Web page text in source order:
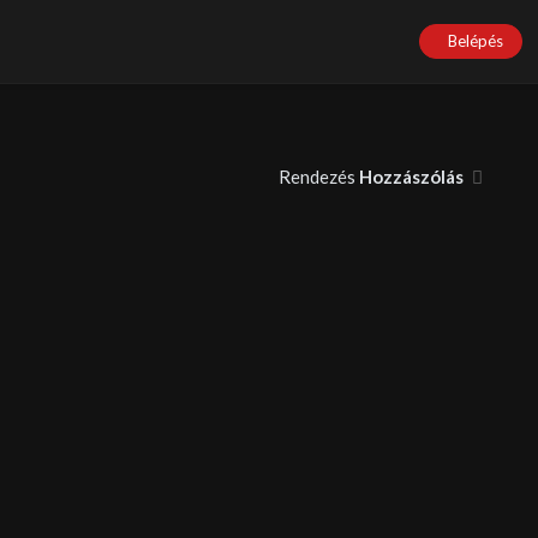
Belépés
Rendezés Hozzászólás